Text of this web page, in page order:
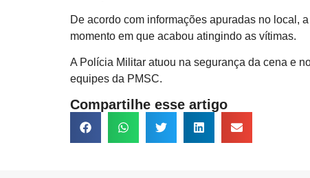
De acordo com informações apuradas no local,
momento em que acabou atingindo as vítimas.
A Polícia Militar atuou na segurança da cena e
equipes da PMSC.
Compartilhe esse artigo